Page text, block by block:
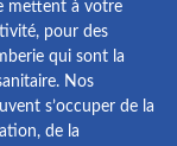
mettent à votre
pour des
qui sont la
Nos
s’occuper de la
de la